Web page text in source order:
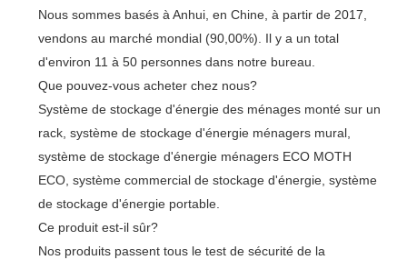
Nous sommes basés à Anhui, en Chine, à partir de 2017,
vendons au marché mondial (90,00%). Il y a un total
d'environ 11 à 50 personnes dans notre bureau.
Que pouvez-vous acheter chez nous?
Système de stockage d'énergie des ménages monté sur un
rack, système de stockage d'énergie ménagers mural,
système de stockage d'énergie ménagers ECO MOTH
ECO, système commercial de stockage d'énergie, système
de stockage d'énergie portable.
Ce produit est-il sûr?
Nos produits passent tous le test de sécurité de la